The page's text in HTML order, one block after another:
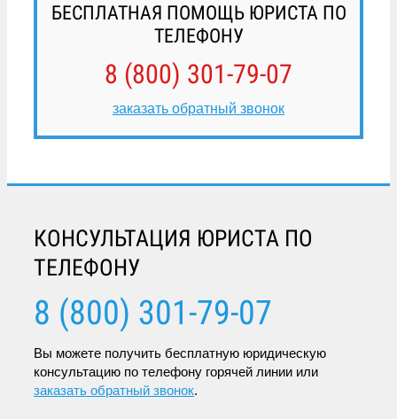
БЕСПЛАТНАЯ ПОМОЩЬ ЮРИСТА ПО
ТЕЛЕФОНУ
8 (800) 301-79-07
заказать обратный звонок
КОНСУЛЬТАЦИЯ ЮРИСТА ПО
ТЕЛЕФОНУ
8 (800) 301-79-07
Вы можете получить бесплатную юридическую
консультацию по телефону горячей линии или
заказать обратный звонок.